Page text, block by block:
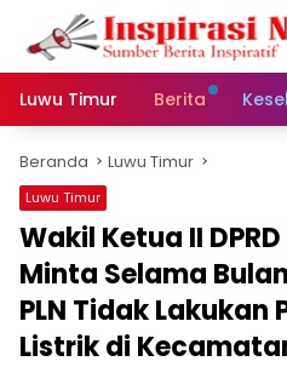
Langsung
konten
Luwu Timur
Berita
Beranda Luwu Timur
Luwu Timur
Wakil Ketua II
Minta Selama
PLN Tidak Lakukan
Listrik di